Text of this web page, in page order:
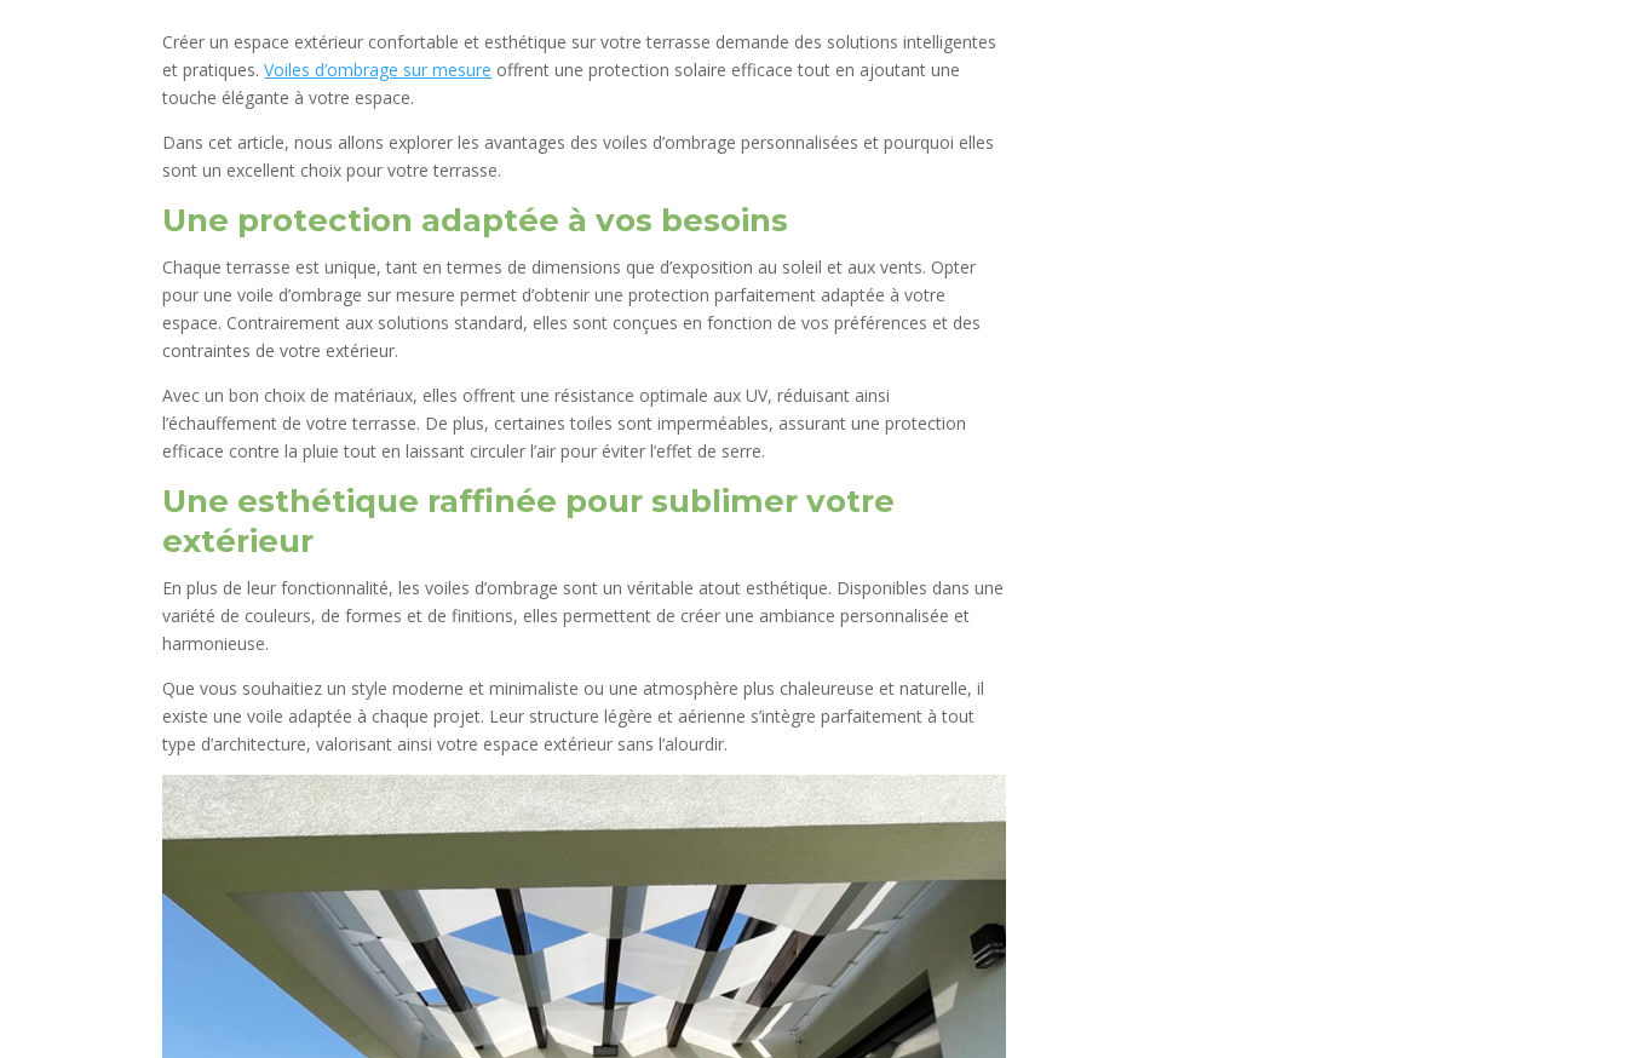
Créer un espace extérieur confortable et esthétique sur votre terrasse demande des solutions intelligentes
et pratiques.Voiles d’ombrage sur mesure offrent une protection solaire efficace tout en ajoutant une
touche élégante à votre espace.
Dans cet article, nous allons explorer les avantages des voiles d’ombrage personnalisées et pourquoi elles
sont un excellent choix pour votre terrasse.
Une protection adaptée à vos besoins
Chaque terrasse est unique, tant en termes de dimensions que d’exposition au soleil et aux vents. Opter
pour une voile d’ombrage sur mesure permet d’obtenir une protection parfaitement adaptée à votre
espace. Contrairement aux solutions standard, elles sont conçues en fonction de vos préférences et des
contraintes de votre extérieur.
Avec un bon choix de matériaux, elles offrent une résistance optimale aux UV, réduisant ainsi
l’échauffement de votre terrasse. De plus, certaines toiles sont imperméables, assurant une protection
efficace contre la pluie tout en laissant circuler l’air pour éviter l’effet de serre.
Une esthétique raffinée pour sublimer votre
extérieur
En plus de leur fonctionnalité, les voiles d’ombrage sont un véritable atout esthétique. Disponibles dans une
variété de couleurs, de formes et de finitions, elles permettent de créer une ambiance personnalisée et
harmonieuse.
Que vous souhaitiez un style moderne et minimaliste ou une atmosphère plus chaleureuse et naturelle, il
existe une voile adaptée à chaque projet. Leur structure légère et aérienne s’intègre parfaitement à tout
type d’architecture, valorisant ainsi votre espace extérieur sans l’alourdir.